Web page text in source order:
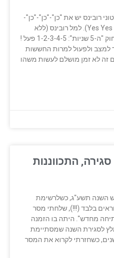
רובינס יש את "כן"-"כן"-"כן"-
"כן" => זוז ! (Yes Yes Yes Yes => Move). למל רובינס (ללא
קרבה משפחתית לטוני) יש את חוק "ה-5 שניות": 1-2-3-4-5 פעל !
למצב ולפעול למרות החששות
זה לא זמן מושלם לעשות משהו
התכווננות
השנה תשע"ג, כשלרשימת
בלבד (!!!), שלחתי מסר
מחדש". היתה בו הזמנה
לסגירת השנה שמסתיימת
כשחזרתי לקרוא את המסר